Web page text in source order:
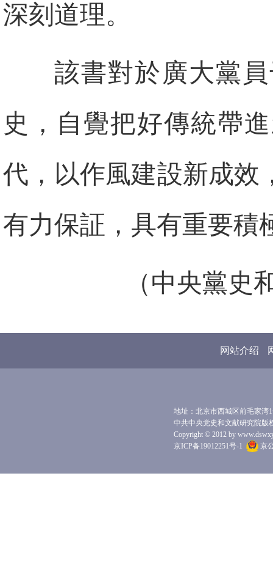
深刻道理。
該書對於廣大黨
史，自覺把好傳統帶
代，以作風建設新成效
有力保証，具有重要積
（中央黨史
网站介绍
地址：北京市西城区前毛家湾
中共中央党史和文献研究院版
Copyright © 2012 by
京ICP备19012251号-1
京